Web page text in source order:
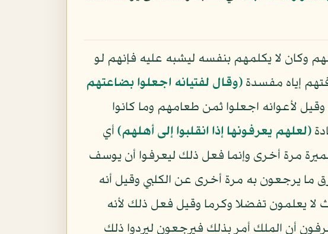
وكان لا يكلمهم بنفسه ليشبه عليه فإنهم لو
إياه مفسدة ﴿وقال لفتيانه اجعلوا بضاعتهم
لأعوانه اجعلوا ثمن طعامهم وما كانوا
﴿لعلهم يعرفونها إذا انقلبوا إلى أهلهم﴾ أي
مرة أخرى وإنما فعل ذلك ليعرفوا أن يوسف
ما يرجعون به مرة أخرى عن الكلبي وقيل أنه
يعلمون تفضلا وكرما وقيل فعل ذلك لأنه
أن الملك أمر بذلك فيرجعون ليردوا ذلك